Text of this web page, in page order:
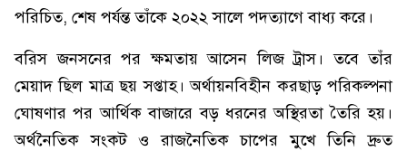
পরিচিত, শেষ পর্যন্ত তাঁকে ২০২২ সালে পদত্যাগে বাধ্য করে।
বরিস জনসনের পর ক্ষমতায় আসেন লিজ ট্রাস। তবে তাঁর
মেয়াদ ছিল মাত্র ছয় সপ্তাহ। অর্থায়নবিহীন করছাড় পরিকল্পনা
ঘোষণার পর আর্থিক বাজারে বড় ধরনের অস্থিরতা তৈরি হয়।
অর্থনৈতিক সংকট ও রাজনৈতিক চাপের মুখে তিনি দ্রুত